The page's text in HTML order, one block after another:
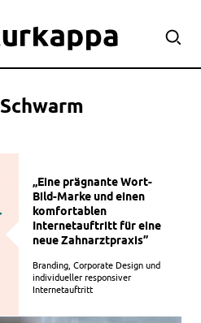
Labor
Kontakt„Eine prägnante Wort-
Bild-Marke und einen
komfortablen
Internetauftritt für eine
neue Zahnarztpraxis”
Branding, Corporate Design und
individueller responsiver
Internetauftritt